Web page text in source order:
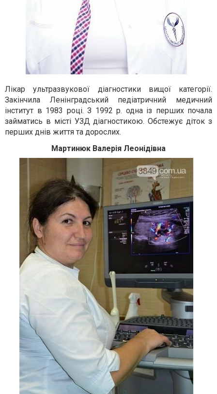
Лікар ультразвукової діагностики вищої категорії.
Закінчила Ленінградський педіатричний медичний
інститут в 1983 році. З 1992 р. одна із перших почала
займатись в місті УЗД діагностикою. Обстежує діток з
перших днів життя та дорослих.
Мартинюк Валерія Леонідівна